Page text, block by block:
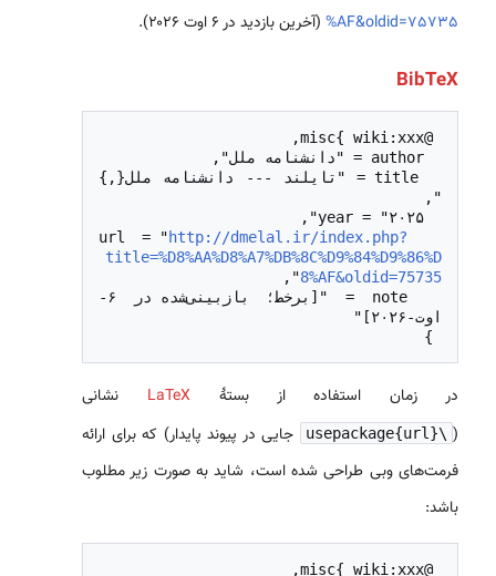
%AF&oldid=75735 (آخرین بازدید در ۶ اوت ۲۰۲۶).
BibTeX
http://dmelal.ir/index.php?
title=%D8%AA%D8%A7%DB%8C%D9%84%D9%86%D
8%AF&oldid=75735
  note = "[برخط؛ بازبینی‌شده در ۶-
در زمان استفاده از بستهٔLaTeX نشانی
(
\usepackage{url}
جایی در پیوند پایدار) که برای ارائه
فرمت‌های وبی طراحی شده است، شاید به صورت زیر مطلوب
باشد: